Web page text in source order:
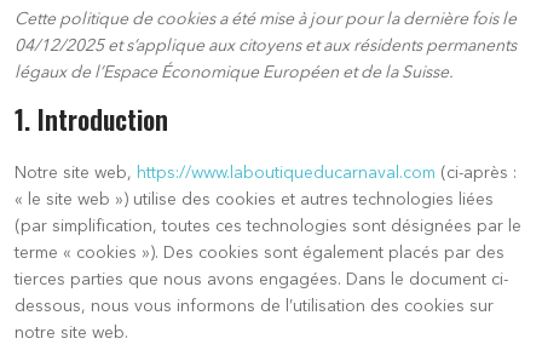
Cette politique de cookies a été mise à jour pour la dernière fois le
04/12/2025 et s’applique aux citoyens et aux résidents permanents
légaux de l’Espace Économique Européen et de la Suisse.
1. Introduction
Notre site web, https://www.laboutiqueducarnaval.com (ci-après :
« le site web ») utilise des cookies et autres technologies liées
(par simplification, toutes ces technologies sont désignées par le
terme « cookies »). Des cookies sont également placés par des
tierces parties que nous avons engagées. Dans le document ci-
dessous, nous vous informons de l’utilisation des cookies sur
notre site web.